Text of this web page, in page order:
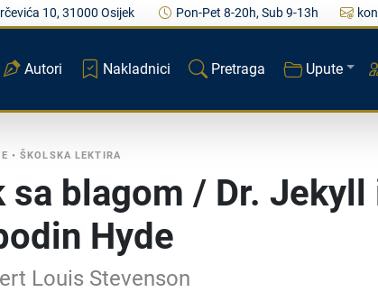
10, 31000 Osijek Pon-Pet 8-20h, Sub 9-13h
Autori Nakladnici Pretraga Upute
•ŠKOLSKA LEKTIRA
sa blagom / Dr. Jekyll
Hyde
Louis Stevenson